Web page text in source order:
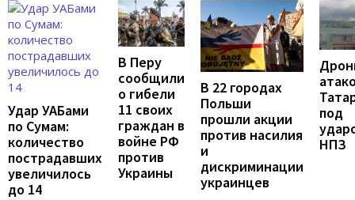
Удар УАБами
по Сумам:
количество
пострадавших
увеличилось
до 14
В Перу
сообщили
о гибели
11 своих
граждан в
войне РФ
против
Украины
В 22 городах
Польши
прошли акции
против насилия
и
дискриминации
украинцев
под
НПЗ